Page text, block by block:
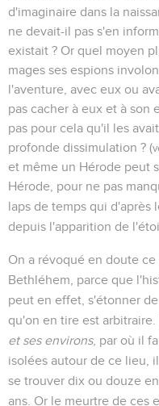
d'imaginaire dans la
ne devait-il pas s'en
existait ? Or quel moyen
mages ses espions
l'aventure, avec eux ou
pas cacher à eux et à son
pas pour cela qu'il les
profonde dissimulation ? (
et même un Hérode peut
Hérode, pour ne pas
laps de temps qui d'après
depuis l'apparition de
On a révoqué en doute
Bethléhem, parce que
peut en effet, s'étonner
qu'on en tire est
et ses environs, par où il
isolées autour de ce lieu,
se trouver dix ou douze
ans. Or le meurtre de ces